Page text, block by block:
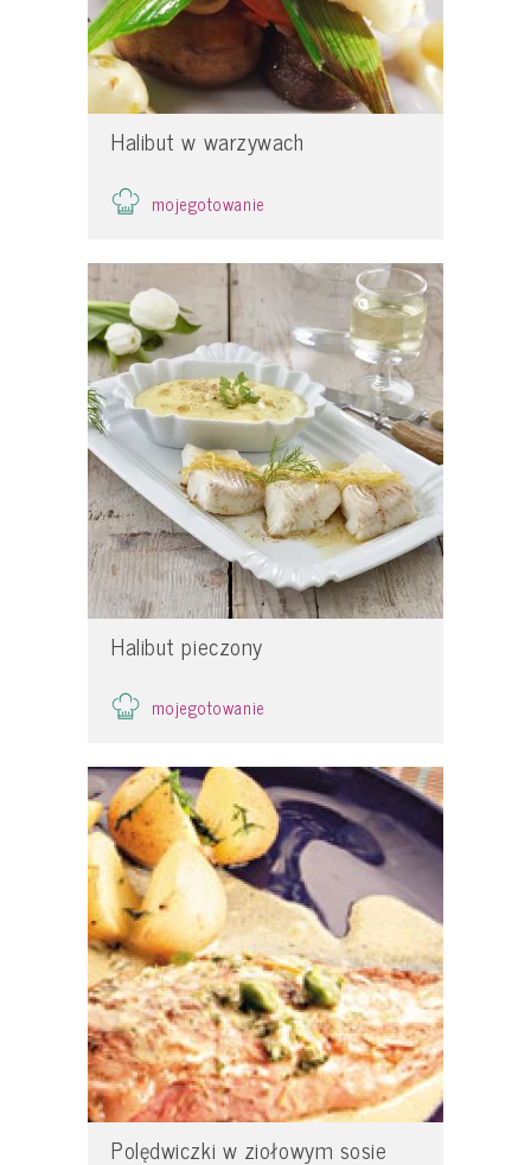
Halibut w warzywach
mojegotowanie
Halibut pieczony
mojegotowanie
Polędwiczki w ziołowym sosie